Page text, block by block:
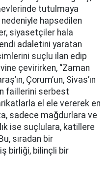
tutulmaya
hapsedilen
siyasetçiler hala
adaletini yaratan
suçlu ilan edip
çevirirken, “Zaman
Çorum’un, Sivas’ın
faillerini serbest
el ele vererek en
sadece mağdurlara ve
ise suçlulara, katillere
sıradan bir
birliği, bilinçli bir